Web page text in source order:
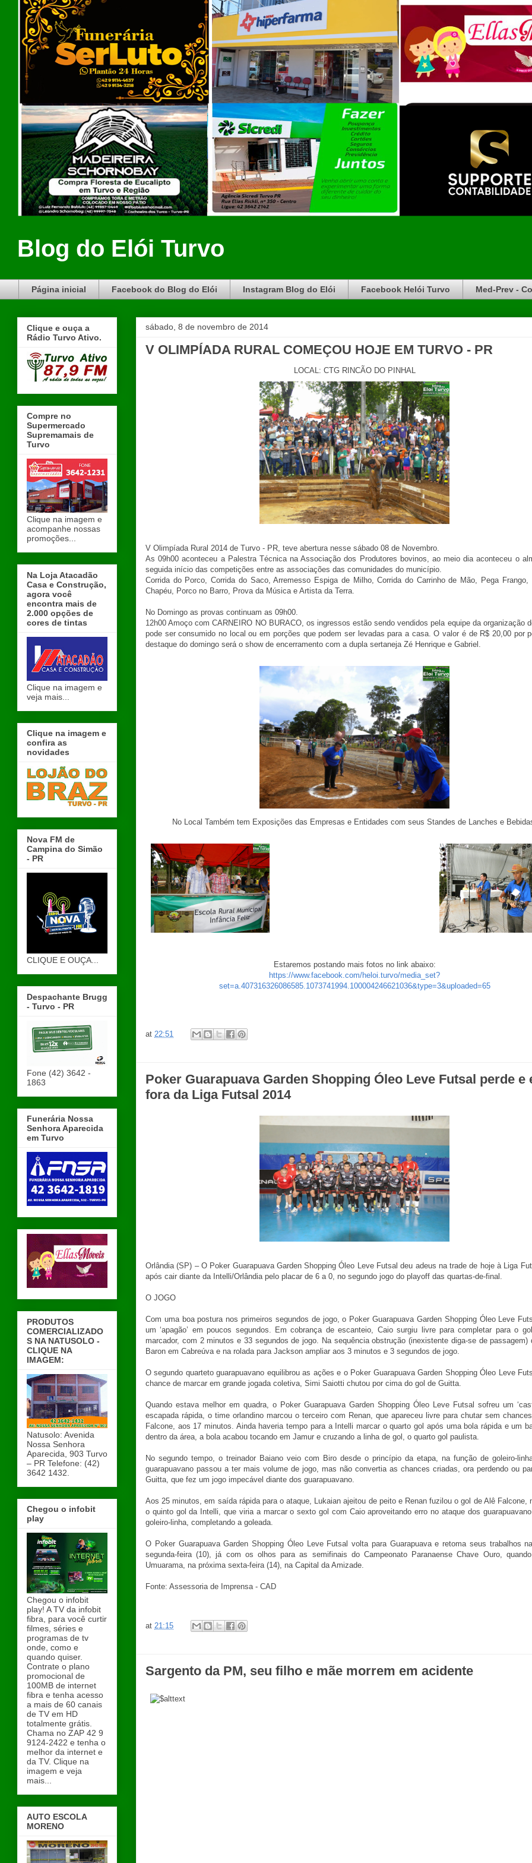
Blog do Elói Turvo
Página inicial Facebook do Blog do Elói Instagram Blog do Elói Facebook Helói Turvo Med-Prev -
sábado, 8 de novembro de 2014
V OLIMPÍADA RURAL COMEÇOU HOJE EM TURVO - PR
LOCAL: CTG RINCÃO DO PINHAL
V Olimpíada Rural 2014 de Turvo - PR, teve abertura nesse sábado 08 de Novembro.
As 09h00 aconteceu a Palestra Técnica na Associação dos Produtores bovinos, ao meio dia aconteceu o
seguida início das competições entre as associações das comunidades do município.
Corrida do Porco, Corrida do Saco, Arremesso Espiga de Milho, Corrida do Carrinho de Mão, Pega Frango,
Chapéu, Porco no Barro, Prova da Música e Artista da Terra.
No Domingo as provas continuam as 09h00.
12h00 Amoço com CARNEIRO NO BURACO, os ingressos estão sendo vendidos pela equipe da organização
pode ser consumido no local ou em porções que podem ser levadas para a casa. O valor é de R$ 20,00 por
destaque do domingo será o show de encerramento com a dupla sertaneja Zé Henrique e Gabriel.
No Local Também tem Exposições das Empresas e Entidades com seus Standes de Lanches e
Estaremos postando mais fotos no link abaixo:
https://www.facebook.com/heloi.turvo/media_set?
set=a.407316326086585.1073741994.100004246621036&type=3&uploaded=65
at 22:51
Poker Guarapuava Garden Shopping Óleo Leve Futsal perde e
Orlândia (SP) – O Poker Guarapuava Garden Shopping Óleo Leve Futsal deu adeus na trade de hoje à Liga
após cair diante da Intelli/Orlândia pelo placar de 6 a 0, no segundo jogo do playoff das quartas-de-final.
O JOGO
Com uma boa postura nos primeiros segundos de jogo, o Poker Guarapuava Garden Shopping Óleo Leve
um ‘apagão’ em poucos segundos. Em cobrança de escanteio, Caio surgiu livre para completar para o
marcador, com 2 minutos e 33 segundos de jogo. Na sequência obstrução (inexistente diga-se de passagem)
Baron em Cabreúva e na rolada para Jackson ampliar aos 3 minutos e 3 segundos de jogo.
O segundo quarteto guarapuavano equilibrou as ações e o Poker Guarapuava Garden Shopping Óleo Leve
chance de marcar em grande jogada coletiva, Simi Saiotti chutou por cima do gol de Guitta.
Quando estava melhor em quadra, o Poker Guarapuava Garden Shopping Óleo Leve Futsal sofreu um
escapada rápida, o time orlandino marcou o terceiro com Renan, que apareceu livre para chutar sem
Falcone, aos 17 minutos. Ainda haveria tempo para a Intelli marcar o quarto gol após uma bola rápida e um
dentro da área, a bola acabou tocando em Jamur e cruzando a linha de gol, o quarto gol paulista.
No segundo tempo, o treinador Baiano veio com Biro desde o princípio da etapa, na função de goleiro-
guarapuavano passou a ter mais volume de jogo, mas não convertia as chances criadas, ora perdendo ou
Guitta, que fez um jogo impecável diante dos guarapuavano.
Aos 25 minutos, em saída rápida para o ataque, Lukaian ajeitou de peito e Renan fuzilou o gol de Alê Falcone,
o quinto gol da Intelli, que viria a marcar o sexto gol com Caio aproveitando erro no ataque dos
goleiro-linha, completando a goleada.
O Poker Guarapuava Garden Shopping Óleo Leve Futsal volta para Guarapuava e retoma seus trabalhos
segunda-feira (10), já com os olhos para as semifinais do Campeonato Paranaense Chave Ouro,
Umuarama, na próxima sexta-feira (14), na Capital da Amizade.
Fonte: Assessoria de Imprensa - CAD
at 21:15
Sargento da PM, seu filho e mãe morrem em acidente
Clique e ouça a
Rádio Turvo Ativo.
Compre no
Supermercado
Supremamais de
Turvo
Clique na imagem e
acompanhe nossas
promoções...
Na Loja Atacadão
Casa e Construção,
agora você
encontra mais de
2.000 opções de
cores de tintas
Clique na imagem e
veja mais...
Clique na imagem e
confira as
novidades
Nova FM de
Campina do Simão
- PR
CLIQUE E OUÇA...
Despachante Brugg
- Turvo - PR
Fone (42) 3642 -
1863
Funerária Nossa
Senhora Aparecida
em Turvo
PRODUTOS
COMERCIALIZADO
S NA NATUSOLO -
CLIQUE NA
IMAGEM:
Natusolo: Avenida
Nossa Senhora
Aparecida, 903 Turvo
– PR Telefone: (42)
3642 1432.
Chegou o infobit
play
Chegou o infobit
play! A TV da infobit
fibra, para você curtir
filmes, séries e
programas de tv
onde, como e
quando quiser.
Contrate o plano
promocional de
100MB de internet
fibra e tenha acesso
a mais de 60 canais
de TV em HD
totalmente grátis.
Chama no ZAP 42 9
9124-2422 e tenha o
melhor da internet e
da TV. Clique na
imagem e veja
mais...
AUTO ESCOLA
MORENO